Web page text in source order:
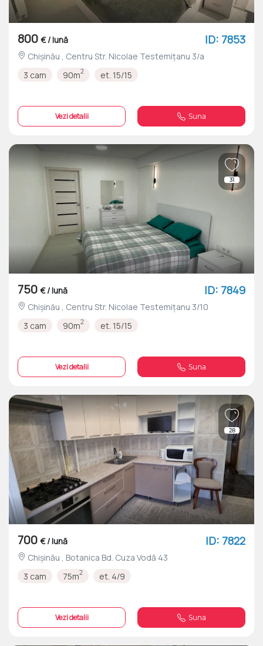
800 € / lună ID: 7853
Chișinău , Centru Str. Nicolae Testemițanu 3/a
3 cam
90m2 et. 15/15
Vezi detalii Suna
31
750 € / lună ID: 7849
Chișinău , Centru Str. Nicolae Testemițanu 3/10
3 cam
90m2 et. 15/15
Vezi detalii Suna
28
700 € / lună ID: 7822
Chișinău , Botanica Bd. Cuza Vodă 43
3 cam
75m2 et. 4/9
Vezi detalii Suna